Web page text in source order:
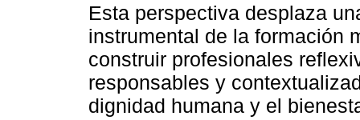
Esta perspectiva desplaza
instrumental de la formación
construir profesionales
responsables y
dignidad humana y el